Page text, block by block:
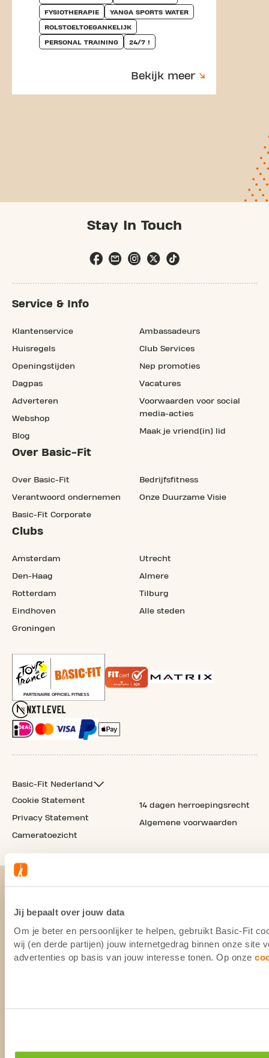
Jij bepaalt over jouw data
Om je beter en persoonlijker te helpen, gebruikt Basic-Fit
wij (en derde partijen) jouw internetgedrag binnen onze site
advertenties op basis van jouw interesse tonen. Op onze
FYSIOTHERAPIE YANGA SPORTS WATER
ROLSTOELTOEGANKELIJK
PERSONAL TRAINING 24/7 !
Bekijk meer
Stay In Touch
Service & Info
Klantenservice
Huisregels
Openingstijden
Dagpas
Adverteren
Webshop
Blog
Ambassadeurs
Club Services
Nep promoties
Vacatures
Voorwaarden voor social
media-acties
Maak je vriend(in) lid
Over Basic-Fit
Over Basic-Fit
Verantwoord ondernemen
Basic-Fit Corporate
Bedrijfsfitness
Onze Duurzame Visie
Clubs
Amsterdam
Den-Haag
Rotterdam
Eindhoven
Groningen
Utrecht
Almere
Tilburg
Alle steden
Basic-Fit Nederland
Cookie Statement
Privacy Statement
Cameratoezicht
14 dagen herroepingsrecht
Algemene voorwaarden